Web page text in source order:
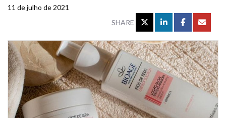
11 de julho de 2021
SHARE